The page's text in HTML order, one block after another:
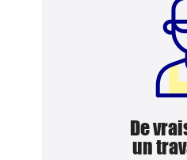
De
un